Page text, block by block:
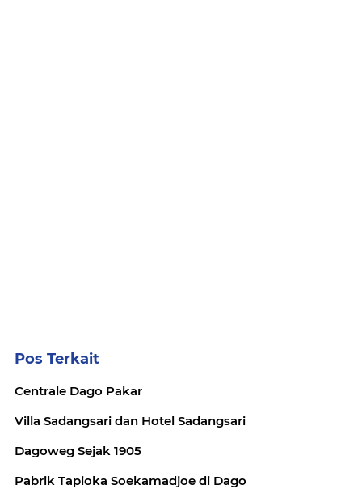
Pos Terkait
Centrale Dago Pakar
Villa Sadangsari dan Hotel Sadangsari
Dagoweg Sejak 1905
Pabrik Tapioka Soekamadjoe di Dago